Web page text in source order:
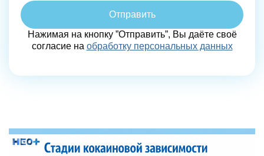
Отправить
Нажимая на кнопку ”Отправить”, Вы даёте своё
согласие на обработку персональных данных